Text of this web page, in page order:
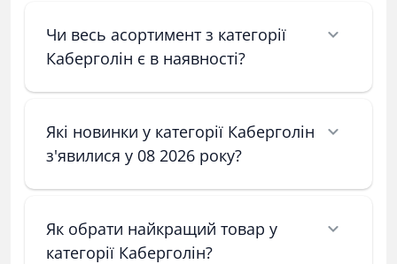
Чи весь асортимент з категорії
Каберголін є в наявності?
Які новинки у категорії Каберголін
з'явилися у 08 2026 року?
Як обрати найкращий товар у
категорії Каберголін?